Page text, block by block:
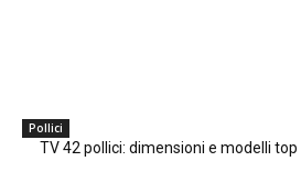
Pollici
TV 42 pollici: dimensioni e modelli top